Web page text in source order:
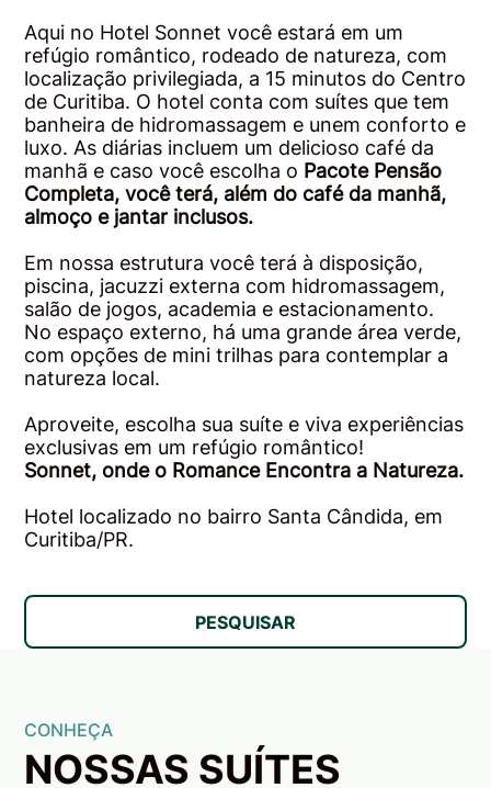
PESQUISAR
Aqui no Hotel Sonnet você estará em um
refúgio romântico, rodeado de natureza, com
localização privilegiada, a 15 minutos do Centro
de Curitiba. O hotel conta com suítes que tem
banheira de hidromassagem e unem conforto e
luxo. As diárias incluem um delicioso café da
manhã e caso você escolha o Pacote Pensão
Completa, você terá, além do café da manhã,
almoço e jantar inclusos.
Em nossa estrutura você terá à disposição,
piscina, jacuzzi externa com hidromassagem,
salão de jogos, academia e estacionamento.
No espaço externo, há uma grande área verde,
com opções de mini trilhas para contemplar a
natureza local.
Aproveite, escolha sua suíte e viva experiências
exclusivas em um refúgio romântico!
Sonnet, onde o Romance Encontra a Natureza.
Hotel localizado no bairro Santa Cândida, em
Curitiba/PR.
CONHEÇA
NOSSAS SUÍTES